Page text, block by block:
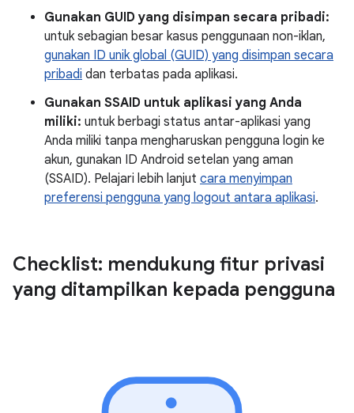
Gunakan GUID yang disimpan secara pribadi:
untuk sebagian besar kasus penggunaan non-iklan,
gunakan ID unik global (GUID) yang disimpan secara
pribadi dan terbatas pada aplikasi.
Gunakan SSAID untuk aplikasi yang Anda
miliki: untuk berbagi status antar-aplikasi yang
Anda miliki tanpa mengharuskan pengguna login ke
akun, gunakan ID Android setelan yang aman
(SSAID). Pelajari lebih lanjut cara menyimpan
preferensi pengguna yang logout antara aplikasi.
Checklist: mendukung fitur privasi
yang ditampilkan kepada pengguna